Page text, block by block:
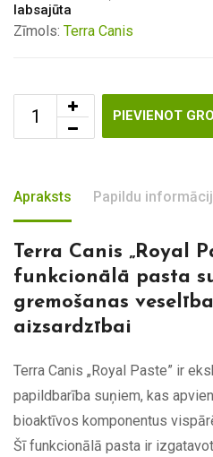
labsajūta
Zīmols: Terra Canis
PIEVIENOT
Apraksts Papildu
Terra Canis „Royal
funkcionālā pasta
gremošanas
aizsardzībai
Terra Canis „Royal Paste” ir
papildbarība suņiem, kas
bioaktīvos komponentus
Šī funkcionālā pasta ir